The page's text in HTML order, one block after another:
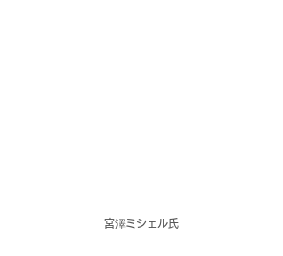
宮澤ミシェル氏